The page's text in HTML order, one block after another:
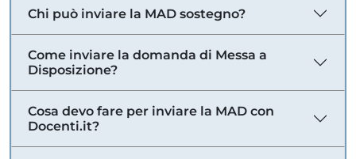
Chi può inviare la MAD sostegno?
Come inviare la domanda di Messa a
Disposizione?
Cosa devo fare per inviare la MAD con
Docenti.it?